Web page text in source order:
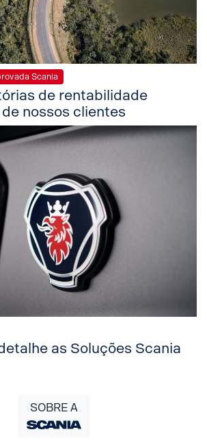
Scania
de rentabilidade
nossos clientes
as Soluções Scania
SOBRE A